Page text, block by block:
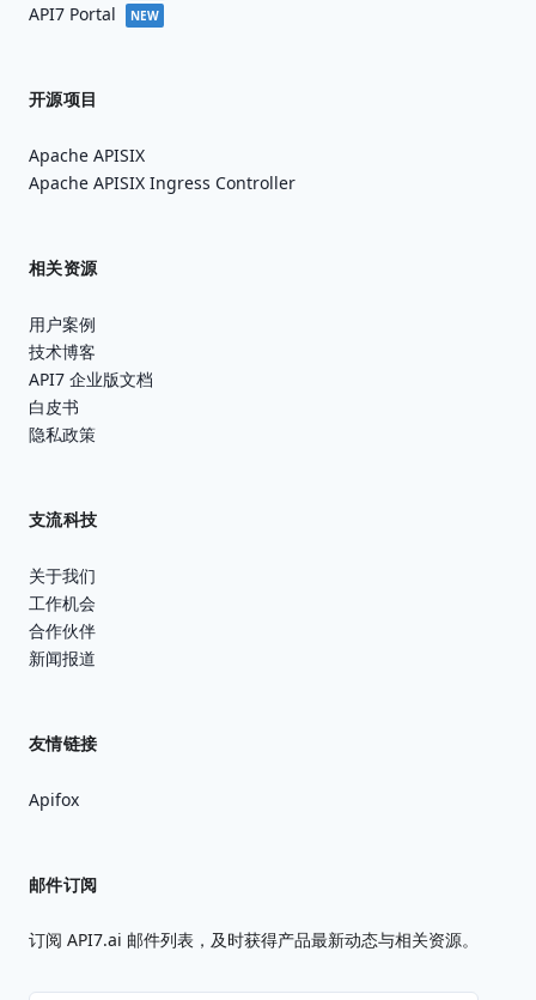
API7 Portal NEW
开源项目
Apache APISIX
Apache APISIX Ingress Controller
相关资源
用户案例
技术博客
API7 企业版文档
白皮书
隐私政策
支流科技
关于我们
工作机会
合作伙伴
新闻报道
友情链接
Apifox
邮件订阅
订阅 API7.ai 邮件列表，及时获得产品最新动态与相关资源。